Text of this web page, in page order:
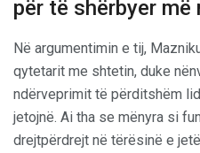
për të shërbyer
Në argumentimin e tij,
qytetarit me shtetin, duke
ndërveprimit të përditshëm
jetojnë. Ai tha se mënyra si
drejtpërdrejt në tërësinë e